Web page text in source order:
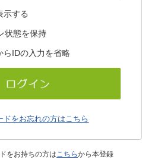
示する
状態を保持
らIDの入力を省略
ドをお忘れの方はこちら
をお持ちの方はこちらから本登録